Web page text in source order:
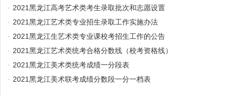
· 2021黑龙江高考艺术类考生录取批次和志愿设置
· 2021黑龙江艺术类专业招生录取工作实施办法
· 2021黑龙江生艺术类专业课校考招生工作的公告
· 2021黑龙江艺术类统考合格分数线（校考资格线）
· 2021黑龙江美术类统考成绩一分段表
· 2021黑龙江美术联考成绩分数段一分一档表